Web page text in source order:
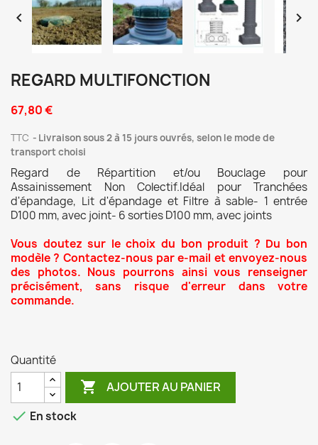
 
REGARD MULTIFONCTION
67,80 €
TTC
Livraison sous 2 à 15 jours ouvrés, selon le mode de
transport choisi
Regard de Répartition et/ou Bouclage pour
Assainissement Non Colectif.Idéal pour Tranchées
d'épandage, Lit d'épandage et Filtre à sable- 1 entrée
D100 mm, avec joint- 6 sorties D100 mm, avec joints
Vous doutez sur le choix du bon produit ? Du bon
modèle ? Contactez-nous par e-mail et envoyez-nous
des photos. Nous pourrons ainsi vous renseigner
précisément, sans risque d'erreur dans votre
commande.
Quantité
 AJOUTER AU PANIER
 En stock